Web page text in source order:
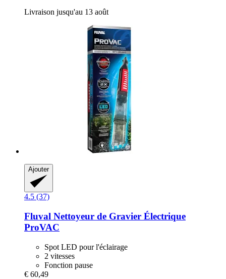
Livraison jusqu'au 13 août
Ajouter
4.5 (37)
Fluval Nettoyeur de Gravier Électrique
ProVAC
Spot LED pour l'éclairage
2 vitesses
Fonction pause
€ 60,49